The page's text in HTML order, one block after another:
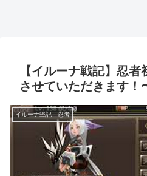
【イルーナ戦記】忍
させていただきます！
イルーナ戦記 忍者